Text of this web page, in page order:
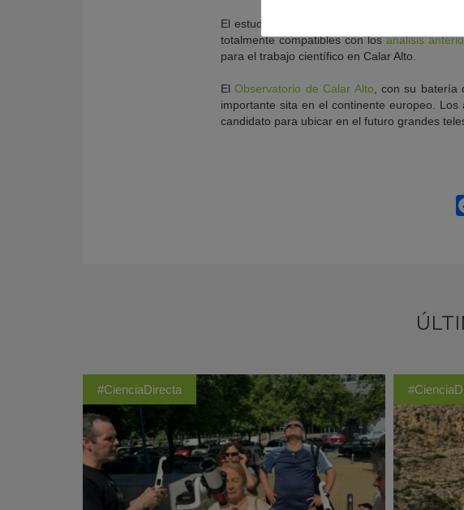
El estudio termina con una evaluación de la
totalmente compatibles con losanálisis
para el trabajo científico en Calar Alto.
ElObservatorio de Calar Alto , con su
importante sita en el continente europeo.
candidato para ubicar en el futuro grandes
#CienciaDirecta